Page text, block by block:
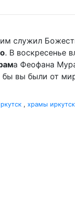
служил
. В воскресенье
а Феофана
бы вы были от
, храмы